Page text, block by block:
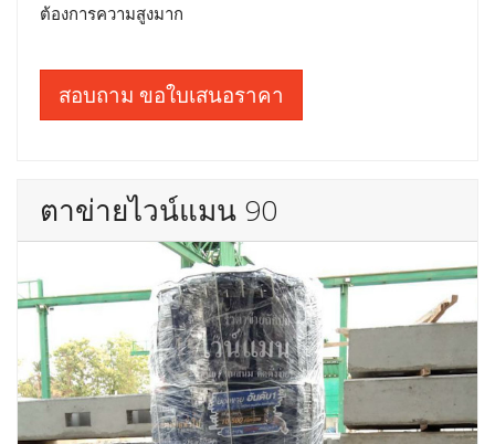
ต้องการความสูงมาก
สอบถาม ขอใบเสนอราคา
ตาข่ายไวน์แมน 90